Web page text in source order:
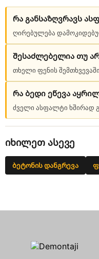
რა განსაზღვრავს
ღირებულება
შესაძლებელია თუ
თხელი ფენის
რა ბედი ეწევა
ძველი ასფალტი ხშირად
იხილეთ ასევე
ბეტონის დანგრევა